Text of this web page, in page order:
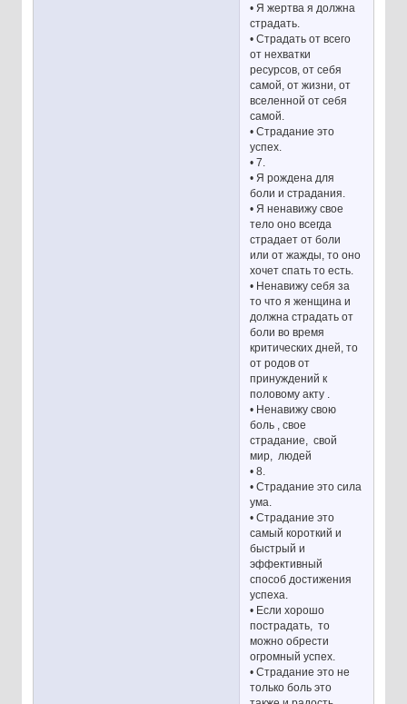
• Я жертва я должна
страдать.
• Страдать от всего
от нехватки
ресурсов, от себя
самой, от жизни, от
вселенной от себя
самой.
• Страдание это
успех.
• 7.
• Я рождена для
боли и страдания.
• Я ненавижу свое
тело оно всегда
страдает от боли
или от жажды, то оно
хочет спать то есть.
• Ненавижу себя за
то что я женщина и
должна страдать от
боли во время
критических дней, то
от родов от
принуждений к
половому акту .
• Ненавижу свою
боль , свое
страдание, свой
мир, людей
• 8.
• Страдание это сила
ума.
• Страдание это
самый короткий и
быстрый и
эффективный
способ достижения
успеха.
• Если хорошо
пострадать, то
можно обрести
огромный успех.
• Страдание это не
только боль это